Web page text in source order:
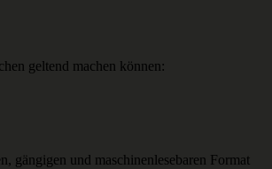
geltend machen können:
gängigen und maschinenlesebaren Format